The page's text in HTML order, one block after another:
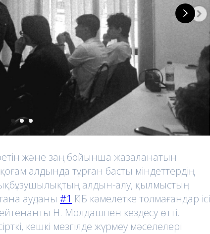
және заң бойынша жазаланатын
алдында тұрған басты міндеттердің
алдын-алу, қылмыстың
ауданы #1 ҚПБ кәмелетке толмағандар ісі
Н. Молдашпен кездесу өтті.
кешкі мезгілде жүрмеу мәселелері